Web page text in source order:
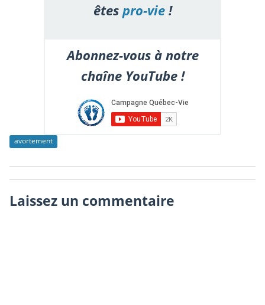
êtespro-vie!
Abonnez-vous à notre
chaîne YouTube !
avortement
Laissez un commentaire